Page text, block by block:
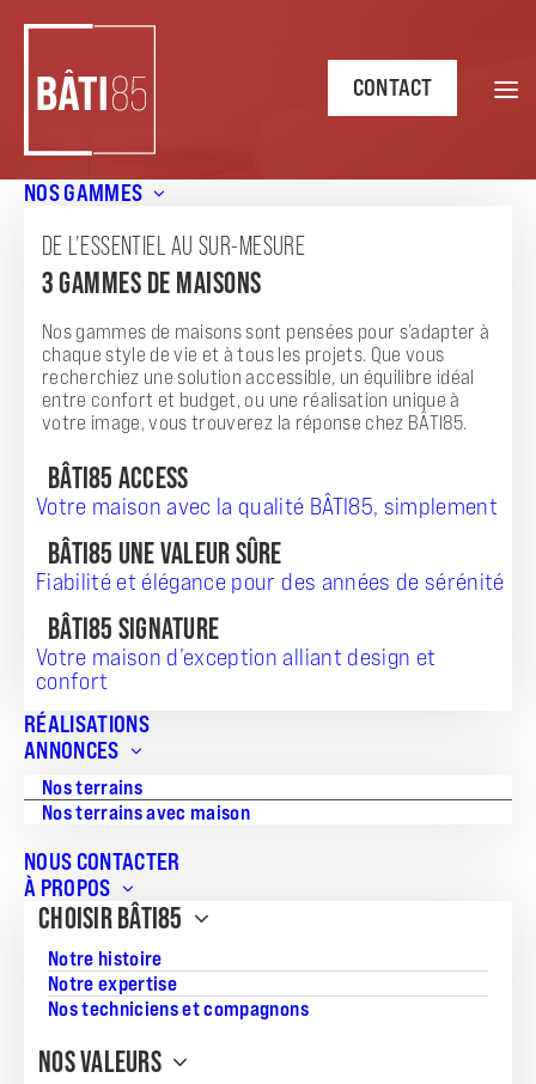
NOS GAMMES
DE L’ESSENTIEL AU SUR-MESURE
3 GAMMES DE MAISONS
Nos gammes de maisons sont pensées pour s’adapter à
chaque style de vie et à tous les projets. Que vous
recherchiez une solution accessible, un équilibre idéal
entre confort et budget, ou une réalisation unique à
votre image, vous trouverez la réponse chez BÂTI85.
BÂTI85 ACCESS
Votre maison avec la qualité BÂTI85, simplement
BÂTI85 UNE VALEUR SÛRE
Fiabilité et élégance pour des années de sérénité
BÂTI85 SIGNATURE
Votre maison d’exception alliant design et
confort
RÉALISATIONS
ANNONCES
Nos terrains
Nos terrains avec maison
NOUS CONTACTER
À PROPOS
CHOISIR BÂTI85
Notre histoire
Notre expertise
Nos techniciens et compagnons
NOS VALEURS
CONTACT
votre maison neuve ?
BLOG
POURQUOI OPTER POUR UNE CUISINE
OUVERTE DANS VOTRE MAISON NEUVE ?
CONSEILS 14.04
Lacuisine ouverteest devenue une véritable
dans les nouvelles constructions. Elle séduit de plus en plus
defamilles grâce à ses nombreux
Que vous optiez pour une
cuisine semi-ouverteou unecuisine ouverte sur salon avec
espace fonctionnel et agréable à vivre